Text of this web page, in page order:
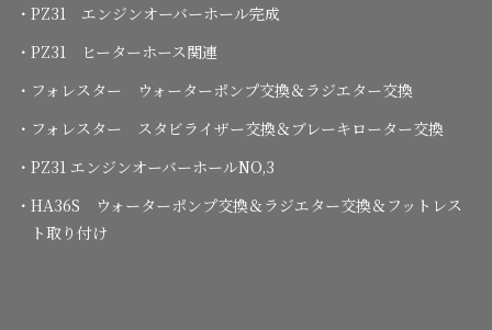
・PZ31 エンジンオーバーホール完成
・PZ31 ヒーターホース関連
・フォレスター ウォーターポンプ交換＆ラジエター交換
・フォレスター スタビライザー交換＆ブレーキローター交換
・PZ31 エンジンオーバーホールNO,3
・HA36S ウォーターポンプ交換＆ラジエター交換＆フットレス
ト取り付け